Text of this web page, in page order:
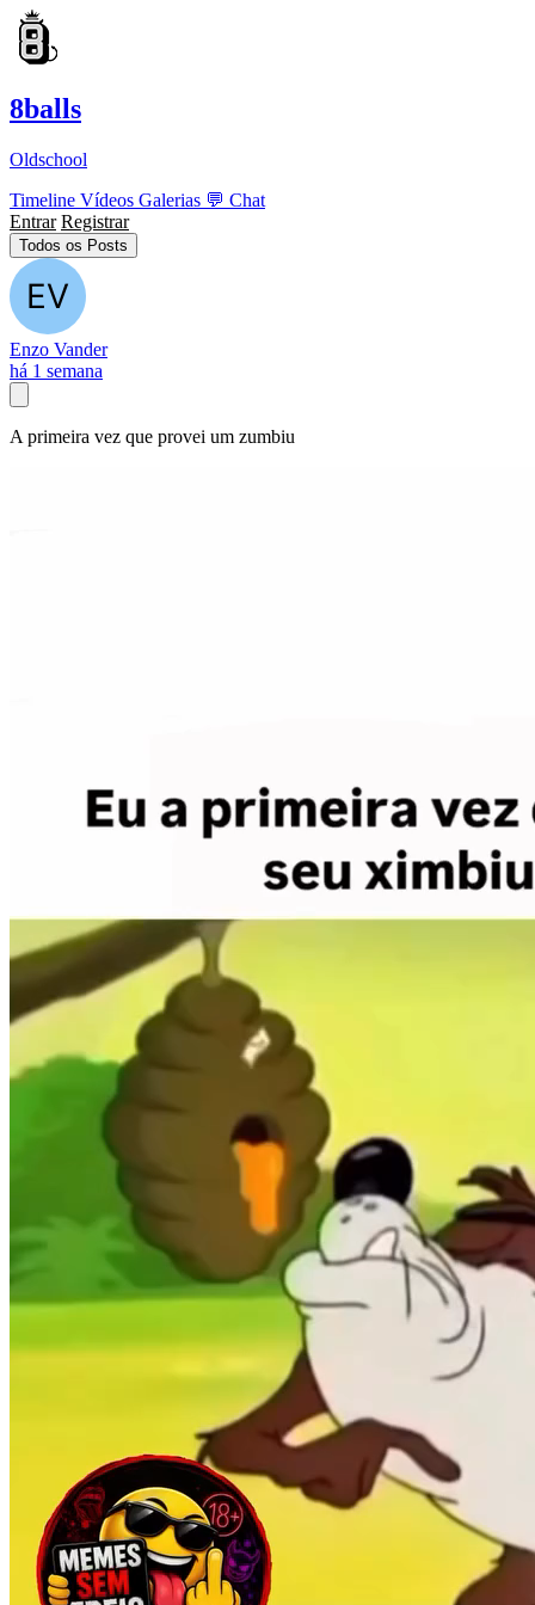
8balls
Oldschool
Timeline Vídeos Galerias 💬 Chat
Entrar Registrar
Todos os Posts
Enzo Vander
há 1 semana
A primeira vez que provei um zumbiu